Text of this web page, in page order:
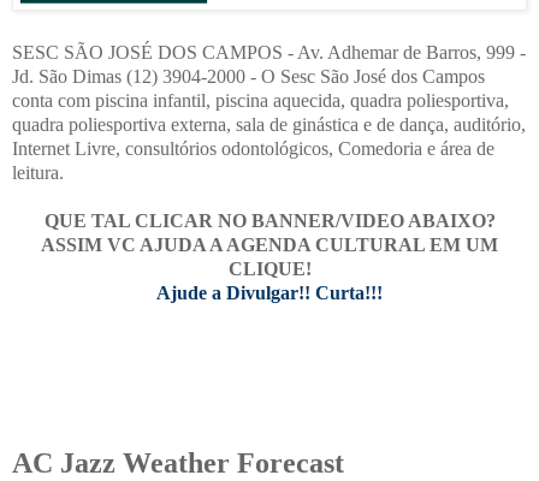
SESC SÃO JOSÉ DOS CAMPOS - Av. Adhemar de Barros, 999 -
Jd. São Dimas (12) 3904-2000 - O Sesc São José dos Campos
conta com piscina infantil, piscina aquecida, quadra poliesportiva,
quadra poliesportiva externa, sala de ginástica e de dança, auditório,
Internet Livre, consultórios odontológicos, Comedoria e área de
leitura.
QUE TAL CLICAR NO BANNER/VIDEO ABAIXO?
ASSIM VC AJUDA A AGENDA CULTURAL EM UM
CLIQUE!
Ajude a Divulgar!! Curta!!!
AC Jazz Weather Forecast